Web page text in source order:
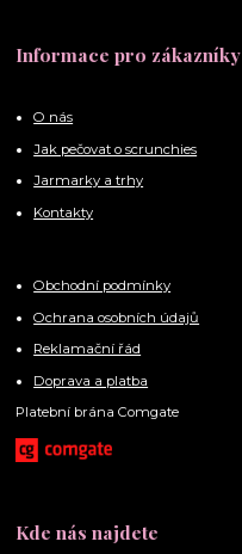
Informace pro zákazníky
O nás
Jak pečovat o scrunchies
Jarmarky a trhy
Kontakty
Obchodní podmínky
Ochrana osobních údajů
Reklamační řád
Doprava a platba
Platební brána Comgate
Kde nás najdete